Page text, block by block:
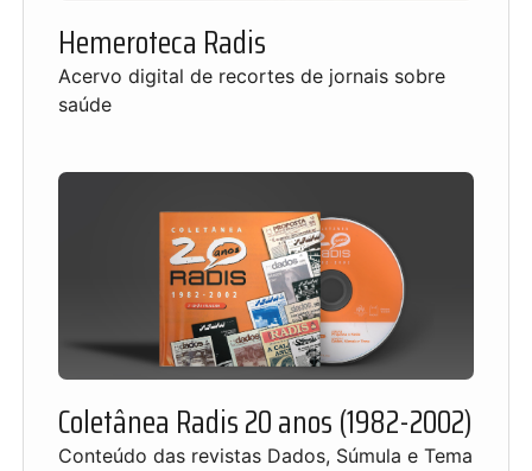
Hemeroteca Radis
Acervo digital de recortes de jornais sobre
saúde
Coletânea Radis 20 anos (1982-2002)
Conteúdo das revistas Dados, Súmula e Tema